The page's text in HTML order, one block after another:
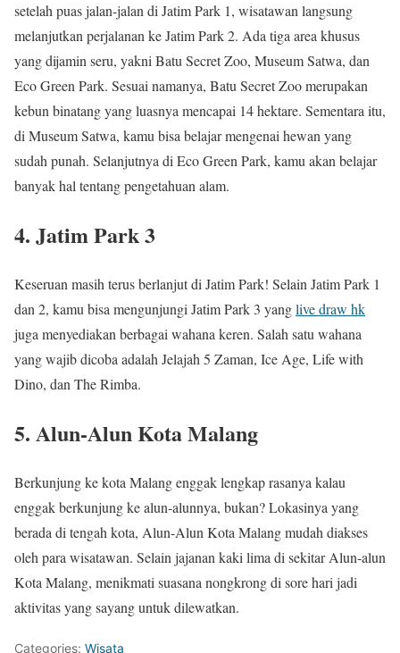
setelah puas jalan-jalan di Jatim Park 1, wisatawan langsung
melanjutkan perjalanan ke Jatim Park 2. Ada tiga area khusus
yang dijamin seru, yakni Batu Secret Zoo, Museum Satwa, dan
Eco Green Park. Sesuai namanya, Batu Secret Zoo merupakan
kebun binatang yang luasnya mencapai 14 hektare. Sementara itu,
di Museum Satwa, kamu bisa belajar mengenai hewan yang
sudah punah. Selanjutnya di Eco Green Park, kamu akan belajar
banyak hal tentang pengetahuan alam.
4. Jatim Park 3
Keseruan masih terus berlanjut di Jatim Park! Selain Jatim Park 1
dan 2, kamu bisa mengunjungi Jatim Park 3 yanglive draw hk
juga menyediakan berbagai wahana keren. Salah satu wahana
yang wajib dicoba adalah Jelajah 5 Zaman, Ice Age, Life with
Dino, dan The Rimba.
5. Alun-Alun Kota Malang
Berkunjung ke kota Malang enggak lengkap rasanya kalau
enggak berkunjung ke alun-alunnya, bukan? Lokasinya yang
berada di tengah kota, Alun-Alun Kota Malang mudah diakses
oleh para wisatawan. Selain jajanan kaki lima di sekitar Alun-alun
Kota Malang, menikmati suasana nongkrong di sore hari jadi
aktivitas yang sayang untuk dilewatkan.
Categories: Wisata